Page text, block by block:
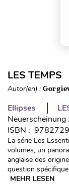
LES TEMPS
Autor(en) :
Ellipses
ISBN :
La série Les
volumes, un
anglaise des
question
MEHR LESEN